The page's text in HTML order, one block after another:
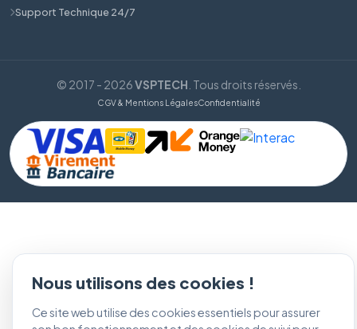
Support Technique 24/7
© 2017 - 2026VSPTECH . Tous droits réservés.
CGV & Mentions LégalesConfidentialité
Nous utilisons des cookies !
Ce site web utilise des cookies essentiels pour assurer